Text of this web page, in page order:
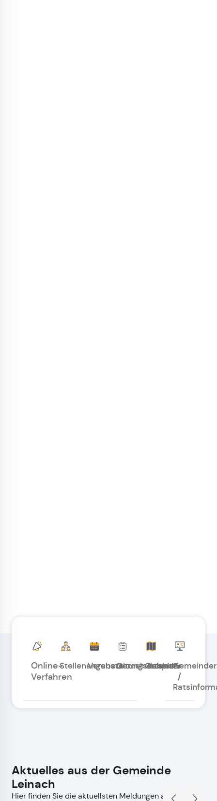
Online-
Verfahren
Stellenangebote
Veranstaltungskalender
Gemeindeblatt
Ortsplan
/
Aktuelles aus der Gemeinde
Leinach
Hier finden Sie die aktuellsten Meldungen auf einen